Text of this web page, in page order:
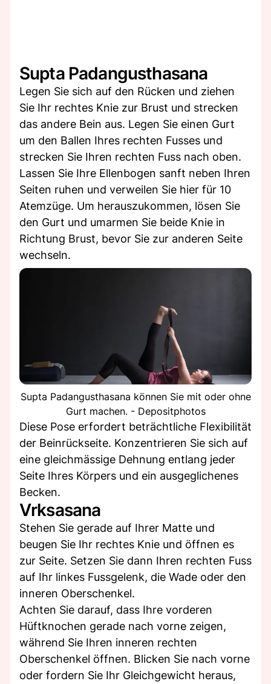
Supta Padangusthasana
Legen Sie sich auf den Rücken und ziehen
Sie Ihr rechtes Knie zur Brust und strecken
das andere Bein aus. Legen Sie einen Gurt
um den Ballen Ihres rechten Fusses und
strecken Sie Ihren rechten Fuss nach oben.
Lassen Sie Ihre Ellenbogen sanft neben Ihren
Seiten ruhen und verweilen Sie hier für 10
Atemzüge. Um herauszukommen, lösen Sie
den Gurt und umarmen Sie beide Knie in
Richtung Brust, bevor Sie zur anderen Seite
wechseln.
Supta Padangusthasana können Sie mit oder ohne
Gurt machen. - Depositphotos
Diese Pose erfordert beträchtliche Flexibilität
der Beinrückseite. Konzentrieren Sie sich auf
eine gleichmässige Dehnung entlang jeder
Seite Ihres Körpers und ein ausgeglichenes
Becken.
Vrksasana
Stehen Sie gerade auf Ihrer Matte und
beugen Sie Ihr rechtes Knie und öffnen es
zur Seite. Setzen Sie dann Ihren rechten Fuss
auf Ihr linkes Fussgelenk, die Wade oder den
inneren Oberschenkel.
Achten Sie darauf, dass Ihre vorderen
Hüftknochen gerade nach vorne zeigen,
während Sie Ihren inneren rechten
Oberschenkel öffnen. Blicken Sie nach vorne
oder fordern Sie Ihr Gleichgewicht heraus,